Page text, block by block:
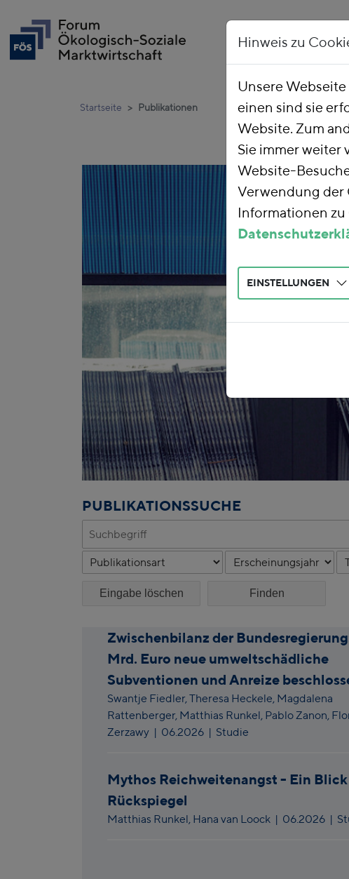
Startseite Publikationen
PUBLIKATIONSSUCHE
Eingabe löschen
Zwischenbilanz der
Mrd. Euro neue umweltschädliche
Subventionen und Anreize
Swantje Fiedler,Theresa Heckele, Magdalena
Rattenberger, Matthias Runkel, Pablo Zanon,
Zerzawy | 06.2026 | Studie
Mythos Reichweitenangst - Ein
Rückspiegel
Matthias Runkel, Hana van Loock | 06.2026 |
Hinweis zu
Unsere
einen sind sie
Website. Zum
Sie immer weiter
Website-
Verwendung der
Informationen zu
EINSTELLUNGEN